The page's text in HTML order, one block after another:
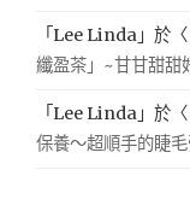
「Lee Linda 」於〈
纖盈茶」~甘甘甜甜
「Lee Linda 」於〈
保養～超順手的睫